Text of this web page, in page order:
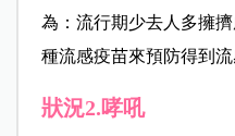
為：流行期少去人多擁
種流感疫苗來預防得到流
狀況2.哮吼